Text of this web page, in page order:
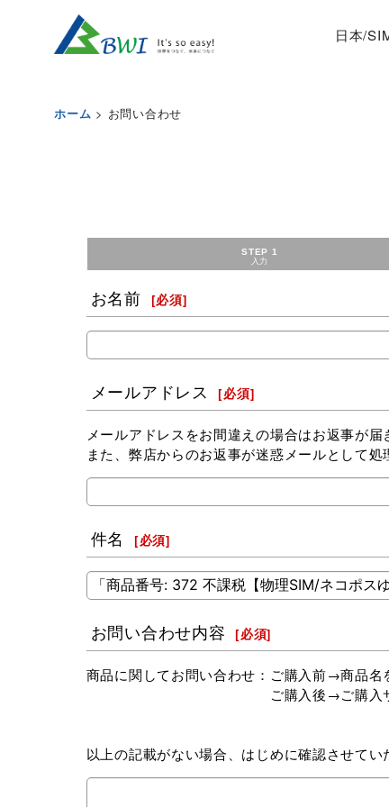
日本/
ホーム > お問い合わせ
STEP 1
入力
お名前 [必須]
メールアドレス [必須]
メールアドレスをお間違えの場合はお返事が届
また、弊店からのお返事が迷惑メールとして
件名 [必須]
お問い合わせ内容 [必須]
商品に関してお問い合わせ：ご購入前→商品名
ご購入後→ご購入サイト（楽天市場
※弊社以外でお買い求めの
※Amazonにてご購入の場
以上の記載がない場合、はじめに確認させて